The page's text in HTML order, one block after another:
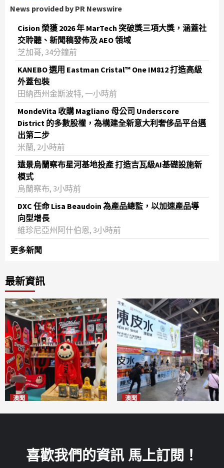
News provided by PR Newswire
Cision 榮獲 2026 年 MarTech 突破獎三項大獎，涵蓋社
交聆聽、新聞稿發佈及 AEO 領域
芝加哥, 34分鐘前
KANEBO 選用 Eastman Cristal™ One IM812 打造高級
外蓋包裝
田納西州金斯波特, 一小時前
MondeVita 收購 Magliano 母公司 Underscore
District 的多數股權，為構建全新意大利奢侈品平台邁
出第二步
米蘭, 2小時前
遠景烏蘭察布星河基地投產 打造吉瓦級AI基礎設施新
模式
烏蘭察布, 3小時前
DXC 任命 Lisa Beaudoin 為產品總監，以加速產品導
向型增長
維珍尼亞州阿什伯恩, 3小時前
更多新聞
最新資訊
澳聞 澳聞
喜歡我們的資訊 馬上訂閱！